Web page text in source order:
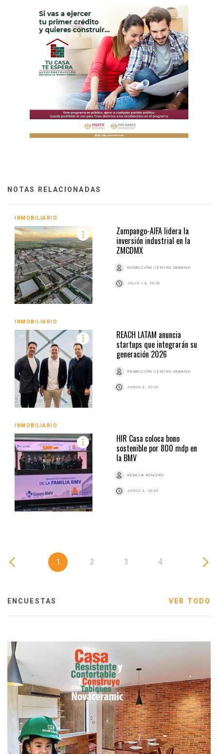
NOTAS RELACIONADAS
INMOBILIARIO
Zumpango-AIFA lidera la
inversión industrial en la
ZMCDMX
REDACCIÓN CENTRO URBANO
JULIO 14, 2026
INMOBILIARIO
REACH LATAM anuncia
startups que integrarán su
generación 2026
REDACCIÓN CENTRO URBANO
JUNIO 3, 2026
INMOBILIARIO
HIR Casa coloca bono
sostenible por 800 mdp en
la BMV
REBECA ROMERO
JUNIO 3, 2026
1 2 3 4
ENCUESTAS VER TODO